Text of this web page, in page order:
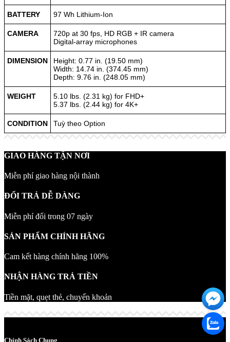
BATTERY 97 Wh Lithium-Ion
CAMERA
720p at 30 fps, HD RGB + IR camera
Digital-array microphones
DIMENSION
Height: 0.77 in. (19.50 mm)
Width: 14.74 in. (374.45 mm)
Depth: 9.76 in. (248.05 mm)
WEIGHT
5.10 lbs. (2.31 kg) for FHD+
5.37 lbs. (2.44 kg) for 4K+
CONDITION Tuỳ theo Option
GIAO HÀNG TẬN NƠI
Miễn phí giao hàng nội thành
ĐỔI TRẢ DỄ DÀNG
Miễn phí đổi trong 07 ngày
SẢN PHẨM CHÍNH HÃNG
Cam kết hàng chính hãng 100%
NHẬN HÀNG TRẢ TIỀN
Tiền mặt, quẹt thẻ, chuyển khoản
Chính Sách Chung